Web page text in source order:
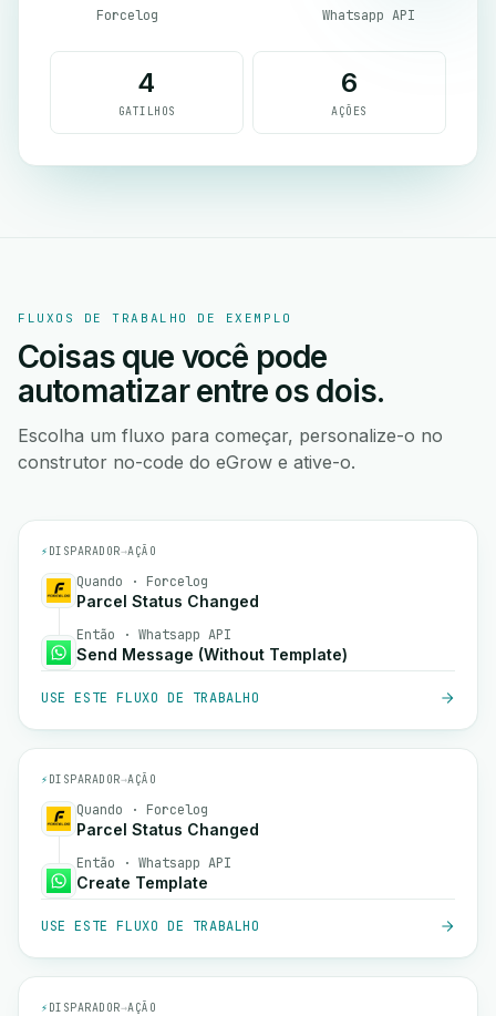
Forcelog Whatsapp API
4
GATILHOS
6
AÇÕES
FLUXOS DE TRABALHO DE EXEMPLO
Coisas que você pode
automatizar entre os dois.
Escolha um fluxo para começar, personalize-o no
construtor no-code do eGrow e ative-o.
⚡ DISPARADOR→AÇÃO
Quando · Forcelog
Parcel Status Changed
Então · Whatsapp API
Send Message (Without Template)
USE ESTE FLUXO DE TRABALHO
⚡ DISPARADOR→AÇÃO
Quando · Forcelog
Parcel Status Changed
Então · Whatsapp API
Create Template
USE ESTE FLUXO DE TRABALHO
⚡ DISPARADOR→AÇÃO